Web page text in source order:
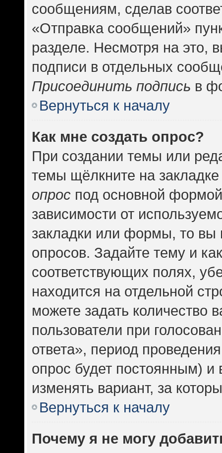
сообщениям, сделав
«Отправка сообщений»
разделе. Несмотря на это,
подписи в отдельных
Присоединить подпись в
Вернуться к началу
Как мне создать опрос?
При создании темы или
темы щёлкните на
опрос под основной
зависимости от
закладки или формы, то вы
опросов. Задайте тему и
соответствующих полях,
находится на отдельной
можете задать количество
пользователи при
ответа», период
опрос будет постоянным) и
изменять вариант, за
Вернуться к началу
Почему я не могу